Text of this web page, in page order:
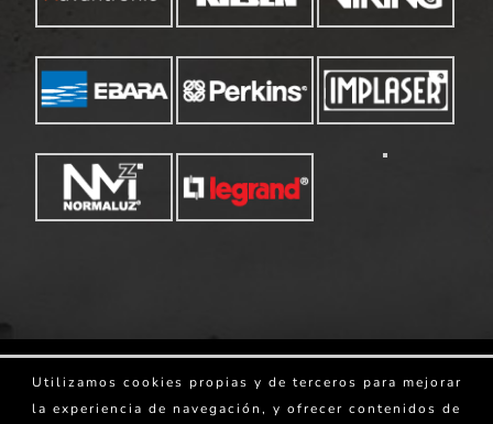
Copyright 2025 Iberdetecta Extintores ® |
Aviso
Legal| Política de Privacidad | Política de
Utilizamos cookies propias y de terceros para mejorar
la experiencia de navegación, y ofrecer contenidos de